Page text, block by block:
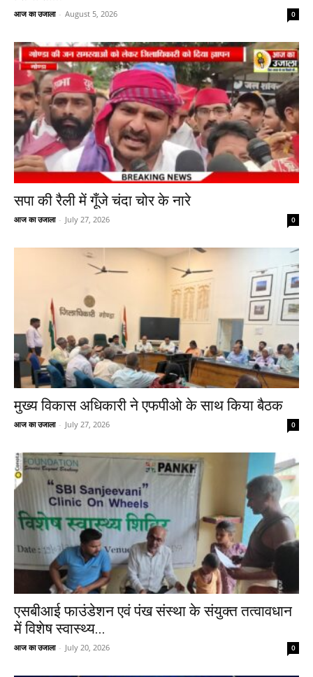
आज का उजाला - August 5, 2026 0
सपा की रैली में गूँजे चंदा चोर के नारे
आज का उजाला - July 27, 2026 0
मुख्य विकास अधिकारी ने एफपीओ के साथ किया बैठक
आज का उजाला - July 27, 2026 0
एसबीआई फाउंडेशन एवं पंख संस्था के संयुक्त तत्वावधान
में विशेष स्वास्थ्य...
आज का उजाला - July 20, 2026 0